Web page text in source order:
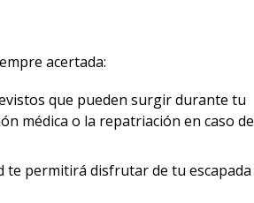
acertada:
que pueden surgir durante tu
médica o la repatriación en caso de
te permitirá disfrutar de tu escapada